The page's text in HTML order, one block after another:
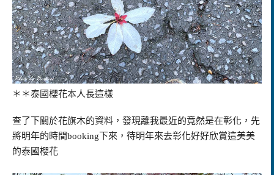
＊＊泰國櫻花本人長這樣
查了下關於花旗木的資料，發現離我最近的竟然是在彰化，先
將明年的時間booking下來，待明年來去彰化好好欣賞這美美
的泰國櫻花